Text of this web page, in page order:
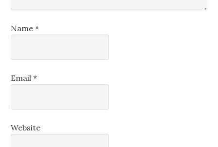
Name*
Email*
Website